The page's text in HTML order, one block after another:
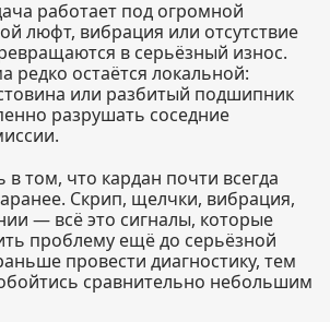
работает под огромной
люфт, вибрация или отсутствие
в серьёзный износ.
редко остаётся локальной:
или разбитый подшипник
разрушать соседние
том, что кардан почти всегда
Скрип, щелчки, вибрация,
— всё это сигналы, которые
проблему ещё до серьёзной
провести диагностику, тем
сравнительно небольшим